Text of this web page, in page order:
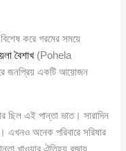
করে গরমের সময়ে
বৈশাখ (Pohela
জনপ্রিয় একটি আয়োজন
ছিল এই পান্তা ভাত। সারাদিন
এখনও অনেক পরিবারে সরিষার